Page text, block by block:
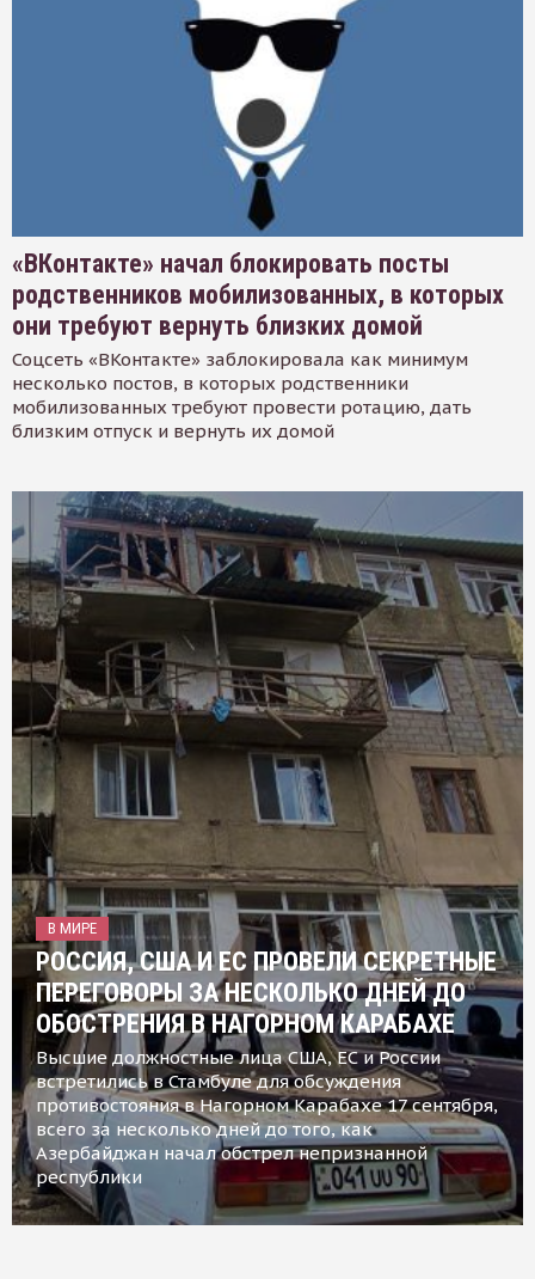
«ВКонтакте» начал блокировать посты
родственников мобилизованных, в которых
они требуют вернуть близких домой
Соцсеть «ВКонтакте» заблокировала как минимум
несколько постов, в которых родственники
мобилизованных требуют провести ротацию, дать
близким отпуск и вернуть их домой
В МИРЕ
РОССИЯ, США И ЕС ПРОВЕЛИ СЕКРЕТНЫЕ
ПЕРЕГОВОРЫ ЗА НЕСКОЛЬКО ДНЕЙ ДО
ОБОСТРЕНИЯ В НАГОРНОМ КАРАБАХЕ
Высшие должностные лица США, ЕС и России
встретились в Стамбуле для обсуждения
противостояния в Нагорном Карабахе 17 сентября,
всего за несколько дней до того, как
Азербайджан начал обстрел непризнанной
республики